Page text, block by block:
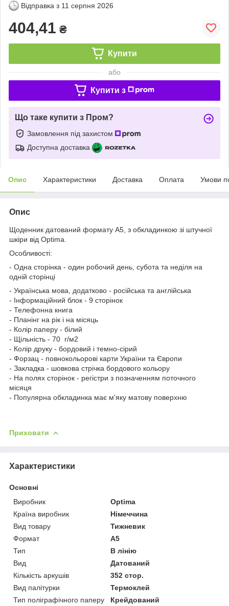
Відправка з 11 серпня 2026
404,41 ₴
Купити
або
Купити з
Що таке купити з Пром?
Замовлення під захистом
Доступна доставка
Опис Характеристики Доставка Оплата Умови
Опис
Щоденник датований формату А5, з обкладинкою зі штучної
шкіри від Optima.
Особливості:
- Одна сторінка - один робочий день, субота та неділя на
одній сторінці
- Українська мова, додатково - російська та англійська
- Інформаційний блок - 9 сторінок
- Телефонна книга
- Планінг на рік і на місяць
- Колір паперу - білий
- Щільність - 70 г/м2
- Колір друку - бордовий і темно-сірий
- Форзац - повнокольорові карти України та Європи
- Закладка - шовкова стрічка бордового кольору
- На полях сторінок - регістри з позначенням поточного
місяця
- Популярна обкладинка має м'яку матову поверхню
Приховати
Характеристики
Основні
Виробник
Optima
Країна виробник
Німеччина
Вид товару
Тижневик
Формат
A5
Тип
В лінію
Вид
Датований
Кількість аркушів
352 стор.
Вид палітурки
Термоклей
Тип поліграфічного паперу
Крейдований